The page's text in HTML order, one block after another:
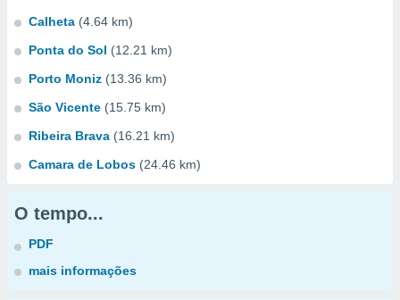
Calheta (4.64 km)
Ponta do Sol (12.21 km)
Porto Moniz (13.36 km)
São Vicente (15.75 km)
Ribeira Brava (16.21 km)
Camara de Lobos (24.46 km)
O tempo...
PDF
mais informações